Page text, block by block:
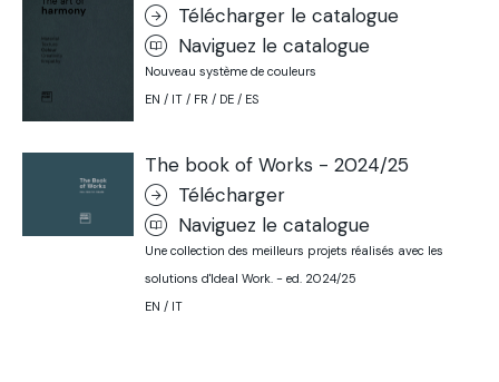
Télécharger le catalogue
Naviguez le catalogue
Nouveau système de couleurs
EN / IT / FR / DE / ES
The book of Works - 2024/25
Télécharger
Naviguez le catalogue
Une collection des meilleurs projets réalisés avec les
solutions d'Ideal Work. - ed. 2024/25
EN / IT